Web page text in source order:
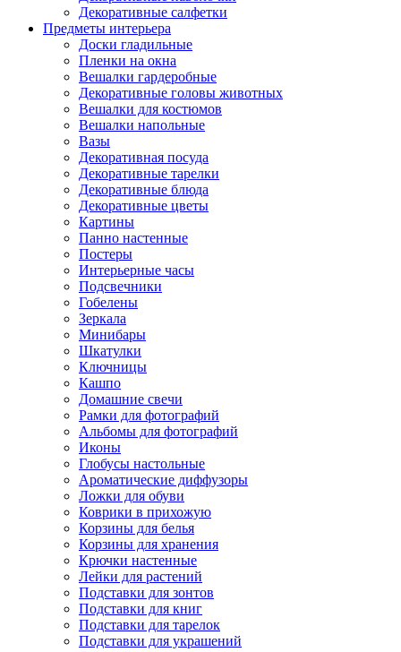
Декоративные салфетки
Предметы интерьера
Доски гладильные
Пленки на окна
Вешалки гардеробные
Декоративные головы животных
Вешалки для костюмов
Вешалки напольные
Вазы
Декоративная посуда
Декоративные тарелки
Декоративные блюда
Декоративные цветы
Картины
Панно настенные
Постеры
Интерьерные часы
Подсвечники
Гобелены
Зеркала
Минибары
Шкатулки
Ключницы
Кашпо
Домашние свечи
Рамки для фотографий
Альбомы для фотографий
Иконы
Глобусы настольные
Ароматические диффузоры
Ложки для обуви
Коврики в прихожую
Корзины для белья
Корзины для хранения
Крючки настенные
Лейки для растений
Подставки для зонтов
Подставки для книг
Подставки для тарелок
Подставки для украшений